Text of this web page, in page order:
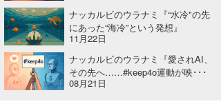
ナッカルビのウラナミ『“水冷"の先
にあった“海冷”という発想』
11月22日
ナッカルビのウラナミ『愛されAI、
その先へ……#keep4o運動が映･･･
08月21日
唐澤予報士
SancheZ
ゴン